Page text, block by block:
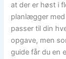
at der er høst i
planlægger
passer til din
opgave, men
guide får du en